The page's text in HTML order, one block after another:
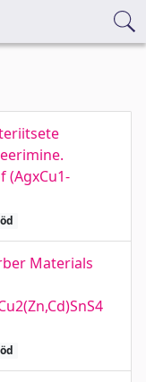
(AgxCu1-
Materials